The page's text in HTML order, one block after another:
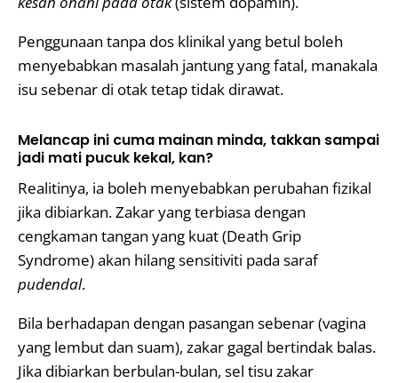
Penggunaan tanpa dos klinikal yang betul boleh
menyebabkan masalah jantung yang fatal, manakala
isu sebenar di otak tetap tidak dirawat.
Melancap ini cuma mainan minda, takkan sampai
jadi mati pucuk kekal, kan?
Realitinya, ia boleh menyebabkan perubahan fizikal
jika dibiarkan. Zakar yang terbiasa dengan
cengkaman tangan yang kuat (Death Grip
Syndrome) akan hilang sensitiviti pada saraf
pudendal.
Bila berhadapan dengan pasangan sebenar (vagina
yang lembut dan suam), zakar gagal bertindak balas.
Jika dibiarkan berbulan-bulan, sel tisu zakar